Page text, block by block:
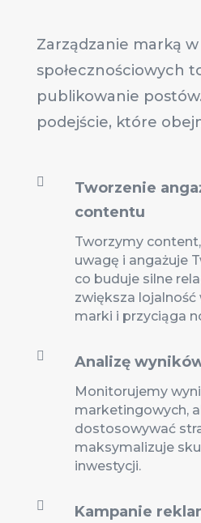
Zarządzanie marką
społecznościowych
publikowanie
podejście, które

Tworzenie
contentu
Tworzymy
uwagę i angażuje
co buduje silne
zwiększa lojalność
marki i przyciąga
 Analizę
Monitorujemy
marketingowych,
dostosowywać
maksymalizuje
inwestycji.
 Kampanie